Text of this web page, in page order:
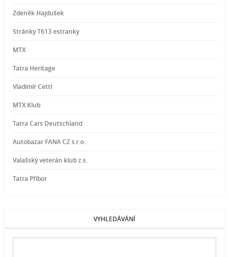
Zdeněk Hajdušek
Stránky T613 estranky
MTX
Tatra Heritage
Vladimír Cettl
MTX Klub
Tatra Cars Deutschland
Autobazar FANA CZ s.r.o.
Valašský veterán klub z.s.
Tatra Příbor
VYHLEDÁVÁNÍ